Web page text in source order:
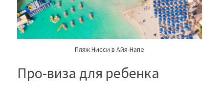
Пляж Нисси в Айя-Напе
Про-виза для ребенка